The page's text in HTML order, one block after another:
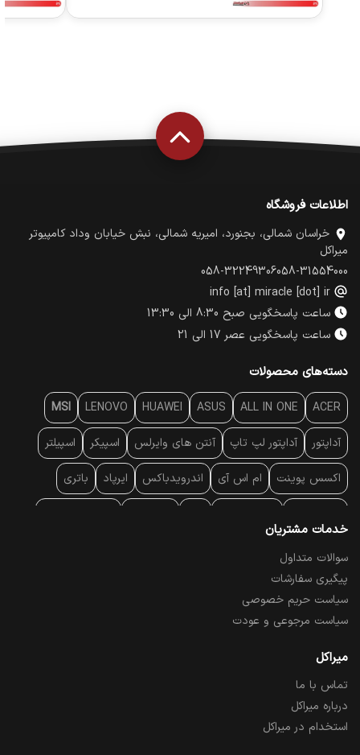
اطلاعات فروشگاه
خراسان شمالی، بجنورد، امیریه شمالی، نبش خیابان وداد کامپیوتر
میراکل
058-31554000
058-32249306
info [at] miracle [dot] ir
ساعت پاسخگویی صبح 8:30 الی 13:30
ساعت پاسخگویی عصر 17 الی 21
دسته‌های محصولات
ACER
ALL IN ONE
ASUS
HUAWEI
LENOVO
MSI
آداپتور آداپتور لپ تاپ آنتن‌ های وایرلس اسپیکر اسپیلتر
اکسس پوینت ام اس آی اندرویدباکس ایرپاد باتری
پایه سقفی
پرده نمایش
تبلت و موبایل تجهیزات پسیو شبکه
تلویزیون
درایو نوری
دستگاه ضبط تصاویر
خدمات مشتریان
سوالات متداول
پیگیری سفارشات
سیاست حریم خصوصی
سیاست مرجوعی و عودت
میراکل
تماس با ما
درباره میراکل
استخدام در میراکل